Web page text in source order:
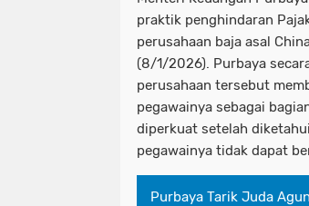
praktik penghindaran
perusahaan baja asal
(8/1/2026). Purbaya
perusahaan tersebut
pegawainya sebagai
diperkuat setelah
pegawainya tidak dapat
Purbaya Tarik Juda